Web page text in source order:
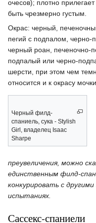
очесов); плотно
быть чрезмерно густым.
Окрас: черный,
пегий с подпалом, черно-
черный роан, печеночно-
подпалый или черно-
шерсти, при этом чем
относится и к окрасу
Черный филд-
спаниель, сука - Stylish
Girl, владелец Isaac
Sharpe
преувеличения, можно
единственным филд-
конкурировать с
испытаниях.
Сассекс-спаниели